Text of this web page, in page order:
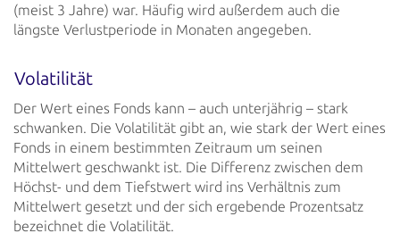
(meist 3 Jahre) war. Häufig wird außerdem auch die
längste Verlustperiode in Monaten angegeben.
Volatilität
Der Wert eines Fonds kann – auch unterjährig – stark
schwanken. Die Volatilität gibt an, wie stark der Wert eines
Fonds in einem bestimmten Zeitraum um seinen
Mittelwert geschwankt ist. Die Differenz zwischen dem
Höchst- und dem Tiefstwert wird ins Verhältnis zum
Mittelwert gesetzt und der sich ergebende Prozentsatz
bezeichnet die Volatilität.